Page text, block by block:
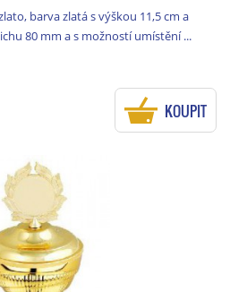
barva zlatá s výškou 11,5 cm a
80 mm a s možností umístění ...
KOUPIT